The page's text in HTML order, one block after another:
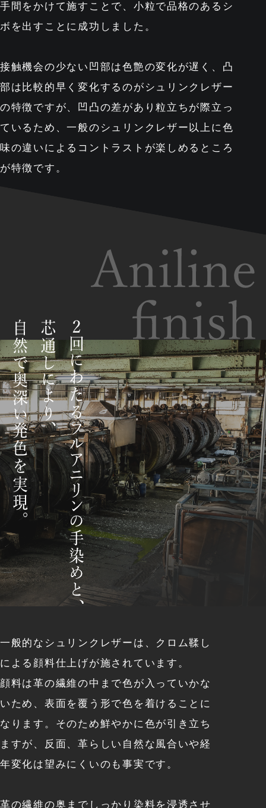
手間をかけて施すことで、 小粒で品格のあるシ
ボを出すことに成功しました。
接触機会の少ない凹部は色艶の変化が遅く、 凸
部は比較的早く変化するのがシュリンクレザー
の特徴ですが、 凹凸の差があり粒立ちが際立っ
ているため、一般のシュリンクレザー以上に色
味の違いによるコントラストが楽しめるところ
が特徴です。
一般的なシュリンクレザーは、クロム鞣し
による顔料仕上げが施されています。
顔料は革の繊維の中まで色が入っていかな
いため、 表面を覆う形で色を着けることに
なります。そのため鮮やかに色が引き立ち
ますが、反面、革らしい自然な風合いや経
年変化は望みにくいのも事実です。
革の繊維の奥までしっかり染料を浸透させ